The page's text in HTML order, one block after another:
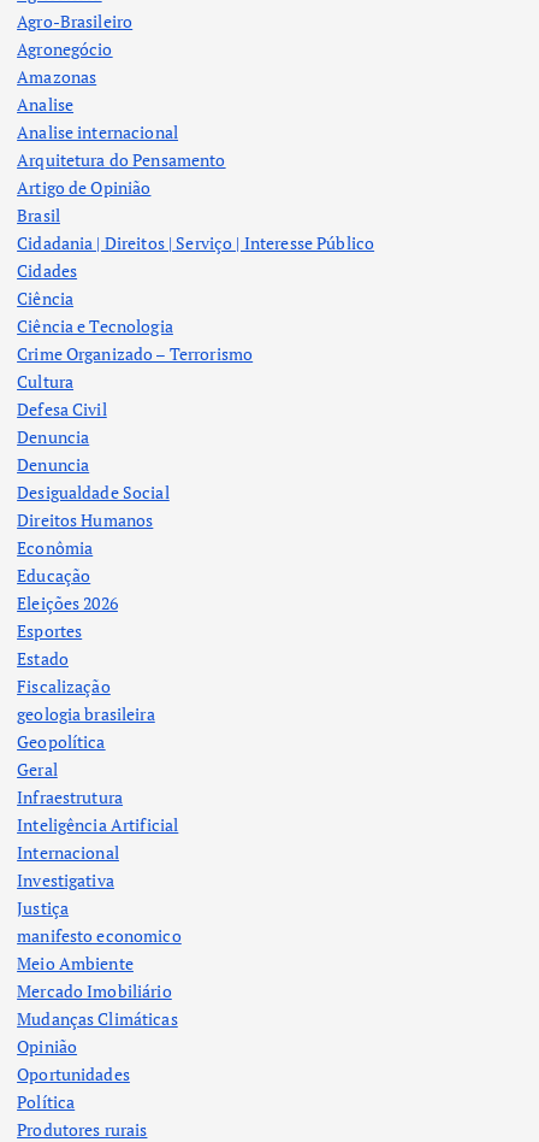
Agro-Brasileiro
Agronegócio
Amazonas
Analise
Analise internacional
Arquitetura do Pensamento
Artigo de Opinião
Brasil
Cidadania | Direitos | Serviço | Interesse Público
Cidades
Ciência
Ciência e Tecnologia
Crime Organizado – Terrorismo
Cultura
Defesa Civil
Denuncia
Denuncia
Desigualdade Social
Direitos Humanos
Econômia
Educação
Eleições 2026
Esportes
Estado
Fiscalização
geologia brasileira
Geopolítica
Geral
Infraestrutura
Inteligência Artificial
Internacional
Investigativa
Justiça
manifesto economico
Meio Ambiente
Mercado Imobiliário
Mudanças Climáticas
Opinião
Oportunidades
Política
Produtores rurais